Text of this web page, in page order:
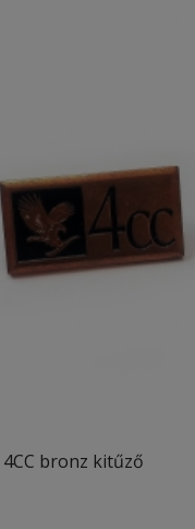
4CC bronz kitűző